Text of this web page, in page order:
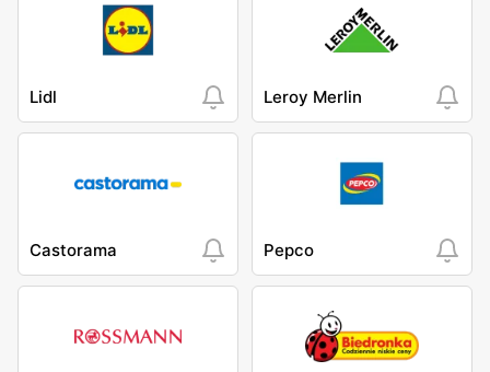
Lidl Leroy Merlin
Castorama Pepco